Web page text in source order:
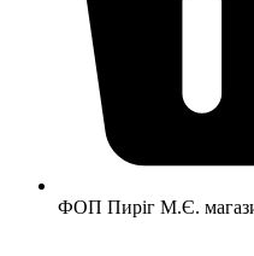
ФОП Пиріг М.Є.